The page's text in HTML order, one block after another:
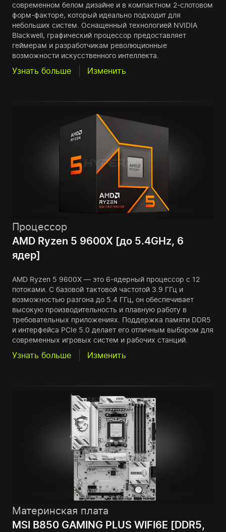
современном белом дизайне и в компактном 2-слотовом
форм-факторе, который идеально подходит для
небольших систем. Оснащенный технологией NVIDIA
Blackwell, графический процессор предоставляет
геймерам и разработчикам революционные
возможности искусственного интеллекта.
Узнать больше Изменить
Процессор
AMD Ryzen 5 9600X [до 5.4GHz, 6
ядер]
AMD Ryzen 5 9600X — это 6-ядерный процессор с 12
потоками. С базовой тактовой частотой 3.9 ГГц и
возможностью разгона до 5.4 ГГц, он обеспечивает
высокую производительность и плавную работу в
требовательных приложениях. Поддержка памяти DDR5
и интерфейса PCIe 5.0 делает его отличным выбором для
современных игровых систем и рабочих станций.
Узнать больше Изменить
Материнская плата
MSI B850 GAMING PLUS WIFI6E [DDR5,